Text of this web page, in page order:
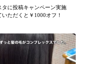
に投稿キャンペーン実施
ただくと￥1000オフ！
ツヤ、諦めていません